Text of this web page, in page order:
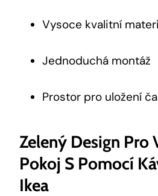
Vysoce kvalitní
Jednoduchá montáž
Prostor pro uložení
Zelený Design Pro
Pokoj S Pomocí
Ikea